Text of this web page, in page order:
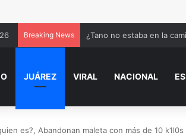
Breaking News Cuidado adultos mayores
JUÁREZ VIRAL NACIONAL
es?, Abandonan maleta con más de 10